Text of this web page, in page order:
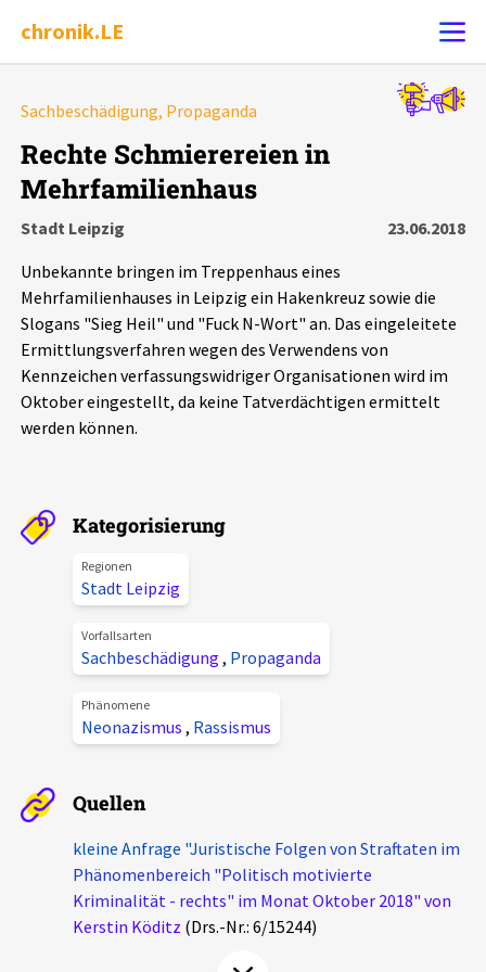
chronik.LE
Ereignis melden
Chronik
Leipziger Zustände
Schlaglichter
Aktuelles
Alle Beiträge
Veranstaltungen
Pressemitteilungen
Podcasts
Über uns
Projektbeschreibung
Kontakt
Unterstützer_innen
chronik.LE in der Presse
Sachbeschädigung, Propaganda
Rechte Schmierereien in
Mehrfamilienhaus
Stadt Leipzig
23.06.2018
Unbekannte bringen im Treppenhaus eines
Mehrfamilienhauses in Leipzig ein Hakenkreuz sowie die
Slogans "Sieg Heil" und "Fuck N-Wort" an. Das eingeleitete
Ermittlungsverfahren wegen des Verwendens von
Kennzeichen verfassungswidriger Organisationen wird im
Oktober eingestellt, da keine Tatverdächtigen ermittelt
werden können.
Kategorisierung
Regionen
Stadt Leipzig
Vorfallsarten
Sachbeschädigung , Propaganda
Phänomene
Neonazismus , Rassismus
Quellen
kleine Anfrage "Juristische Folgen von Straftaten im
Phänomenbereich "Politisch motivierte
Kriminalität - rechts" im Monat Oktober 2018" von
Kerstin Köditz (Drs.-Nr.: 6/15244)
Alle Ereignisse
Ereignisse
Ereignisse Statistik